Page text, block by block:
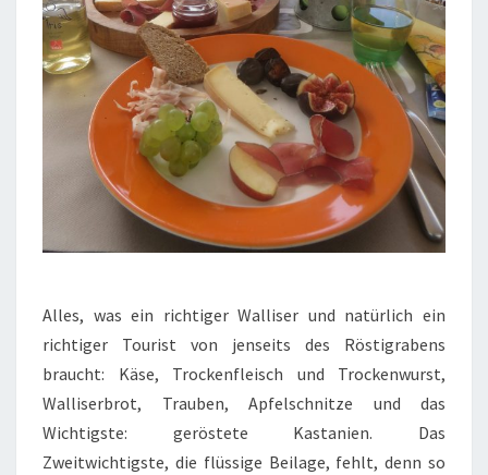
Alles, was ein richtiger Walliser und natürlich ein
richtiger Tourist von jenseits des Röstigrabens
braucht: Käse, Trockenfleisch und Trockenwurst,
Walliserbrot, Trauben, Apfelschnitze und das
Wichtigste: geröstete Kastanien. Das
Zweitwichtigste, die flüssige Beilage, fehlt, denn so